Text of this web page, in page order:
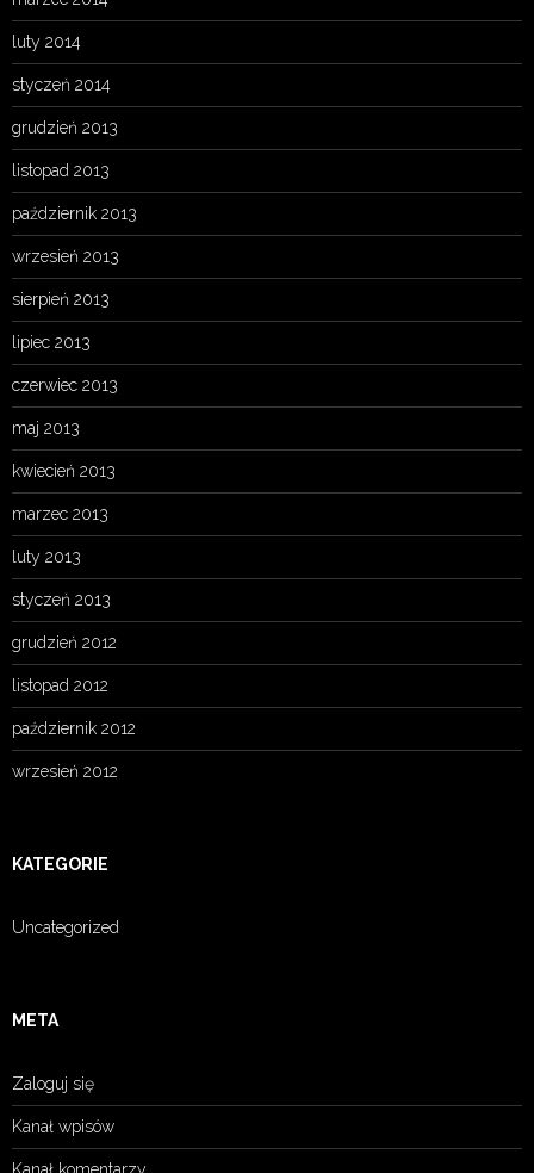
luty 2014
styczeń 2014
grudzień 2013
listopad 2013
październik 2013
wrzesień 2013
sierpień 2013
lipiec 2013
czerwiec 2013
maj 2013
kwiecień 2013
marzec 2013
luty 2013
styczeń 2013
grudzień 2012
listopad 2012
październik 2012
wrzesień 2012
KATEGORIE
Uncategorized
META
Zaloguj się
Kanał wpisów